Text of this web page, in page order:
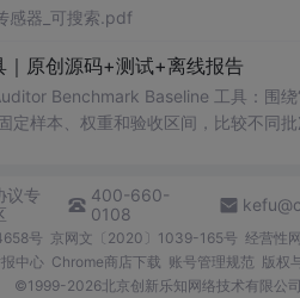
感器_可搜索.pdf
原创源码+测试+离线报告
Benchmark Baseline 工具：围
定样本、权重和验收区间，比较不同
议专
400-660-
0108
号 京网文〔2020〕1039-165号 经营性
中心 Chrome商店下载 账号管理规范 版权
©1999-2026北京创新乐知网络技术有限公司